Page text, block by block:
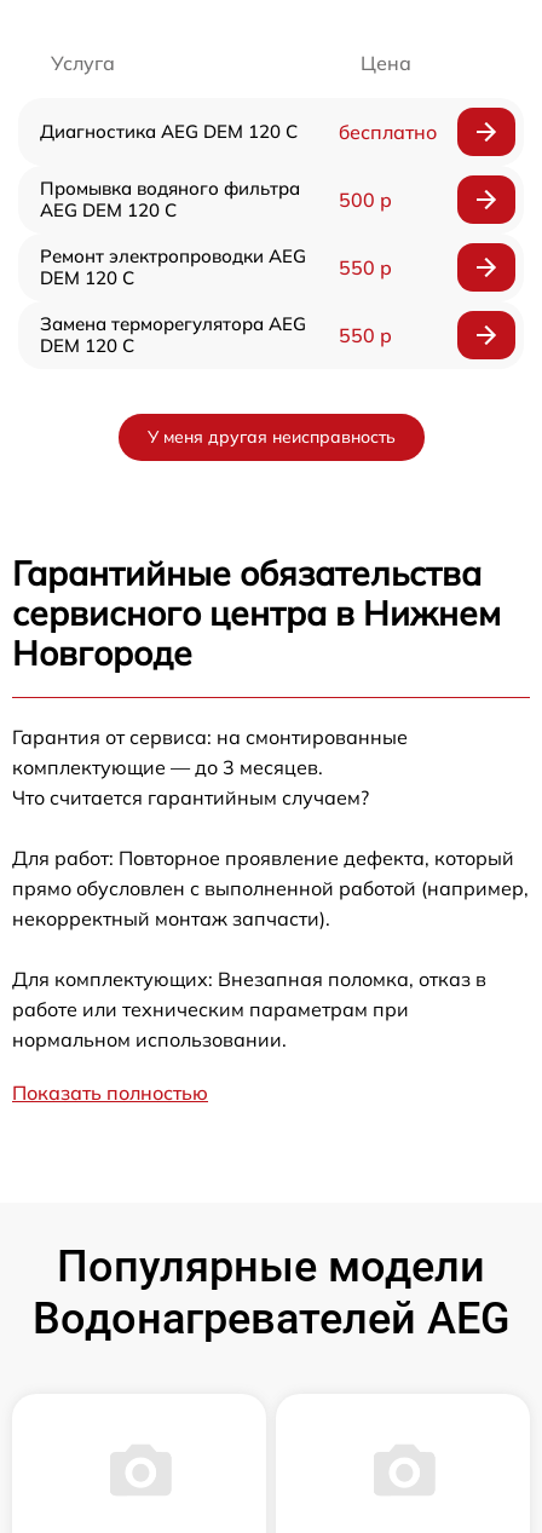
Услуга Цена
Диагностика AEG DEM 120 C бесплатно
Промывка водяного фильтра
AEG DEM 120 C
500 р
Ремонт электропроводки AEG
DEM 120 C
550 р
Замена терморегулятора AEG
DEM 120 C
550 р
У меня другая неисправность
Гарантийные обязательства
сервисного центра в Нижнем
Новгороде
Гарантия от сервиса: на смонтированные
комплектующие — до 3 месяцев.
Что считается гарантийным случаем?
Для работ: Повторное проявление дефекта, который
прямо обусловлен с выполненной работой (например,
некорректный монтаж запчасти).
Для комплектующих: Внезапная поломка, отказ в
работе или техническим параметрам при
нормальном использовании.
Показать полностью
Популярные модели
Водонагревателей AEG